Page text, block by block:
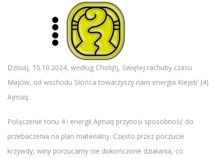
Dzisiaj, 15.10.2024, według Cholq’ij, świętej rachuby czasu
Majów, od wschodu Słońca towarzyszy nam energia Kiejeb’ (4)
Ajmaq.
Połączenie tonu 4 i energii Ajmaq przynosi sposobność do
przebaczenia na plan materialny. Często przez poczucie
krzywdy, winy porzucamy nie dokończone działania, co